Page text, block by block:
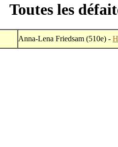
Toutes les
Anna-Lena Friedsam (510e) -